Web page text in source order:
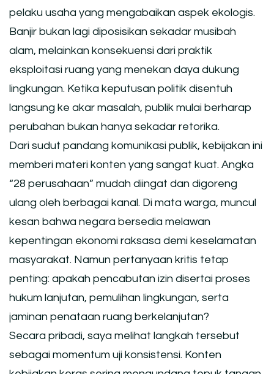
pelaku usaha yang mengabaikan aspek ekologis.
Banjir bukan lagi diposisikan sekadar musibah
alam, melainkan konsekuensi dari praktik
eksploitasi ruang yang menekan daya dukung
lingkungan. Ketika keputusan politik disentuh
langsung ke akar masalah, publik mulai berharap
perubahan bukan hanya sekadar retorika.
Dari sudut pandang komunikasi publik, kebijakan ini
memberi materi konten yang sangat kuat. Angka
“28 perusahaan” mudah diingat dan digoreng
ulang oleh berbagai kanal. Di mata warga, muncul
kesan bahwa negara bersedia melawan
kepentingan ekonomi raksasa demi keselamatan
masyarakat. Namun pertanyaan kritis tetap
penting: apakah pencabutan izin disertai proses
hukum lanjutan, pemulihan lingkungan, serta
jaminan penataan ruang berkelanjutan?
Secara pribadi, saya melihat langkah tersebut
sebagai momentum uji konsistensi. Konten